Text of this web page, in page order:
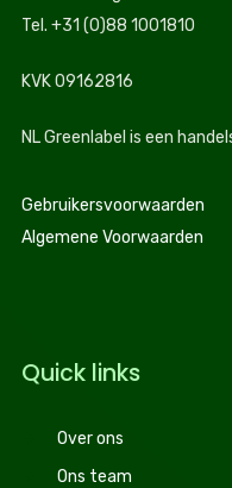
Tel. +31 (0)88 1001810
KVK 09162816
NL Greenlabel is een
Gebruikersvoorwaarden
Algemene Voorwaarden
Quick links
Over ons
Ons team